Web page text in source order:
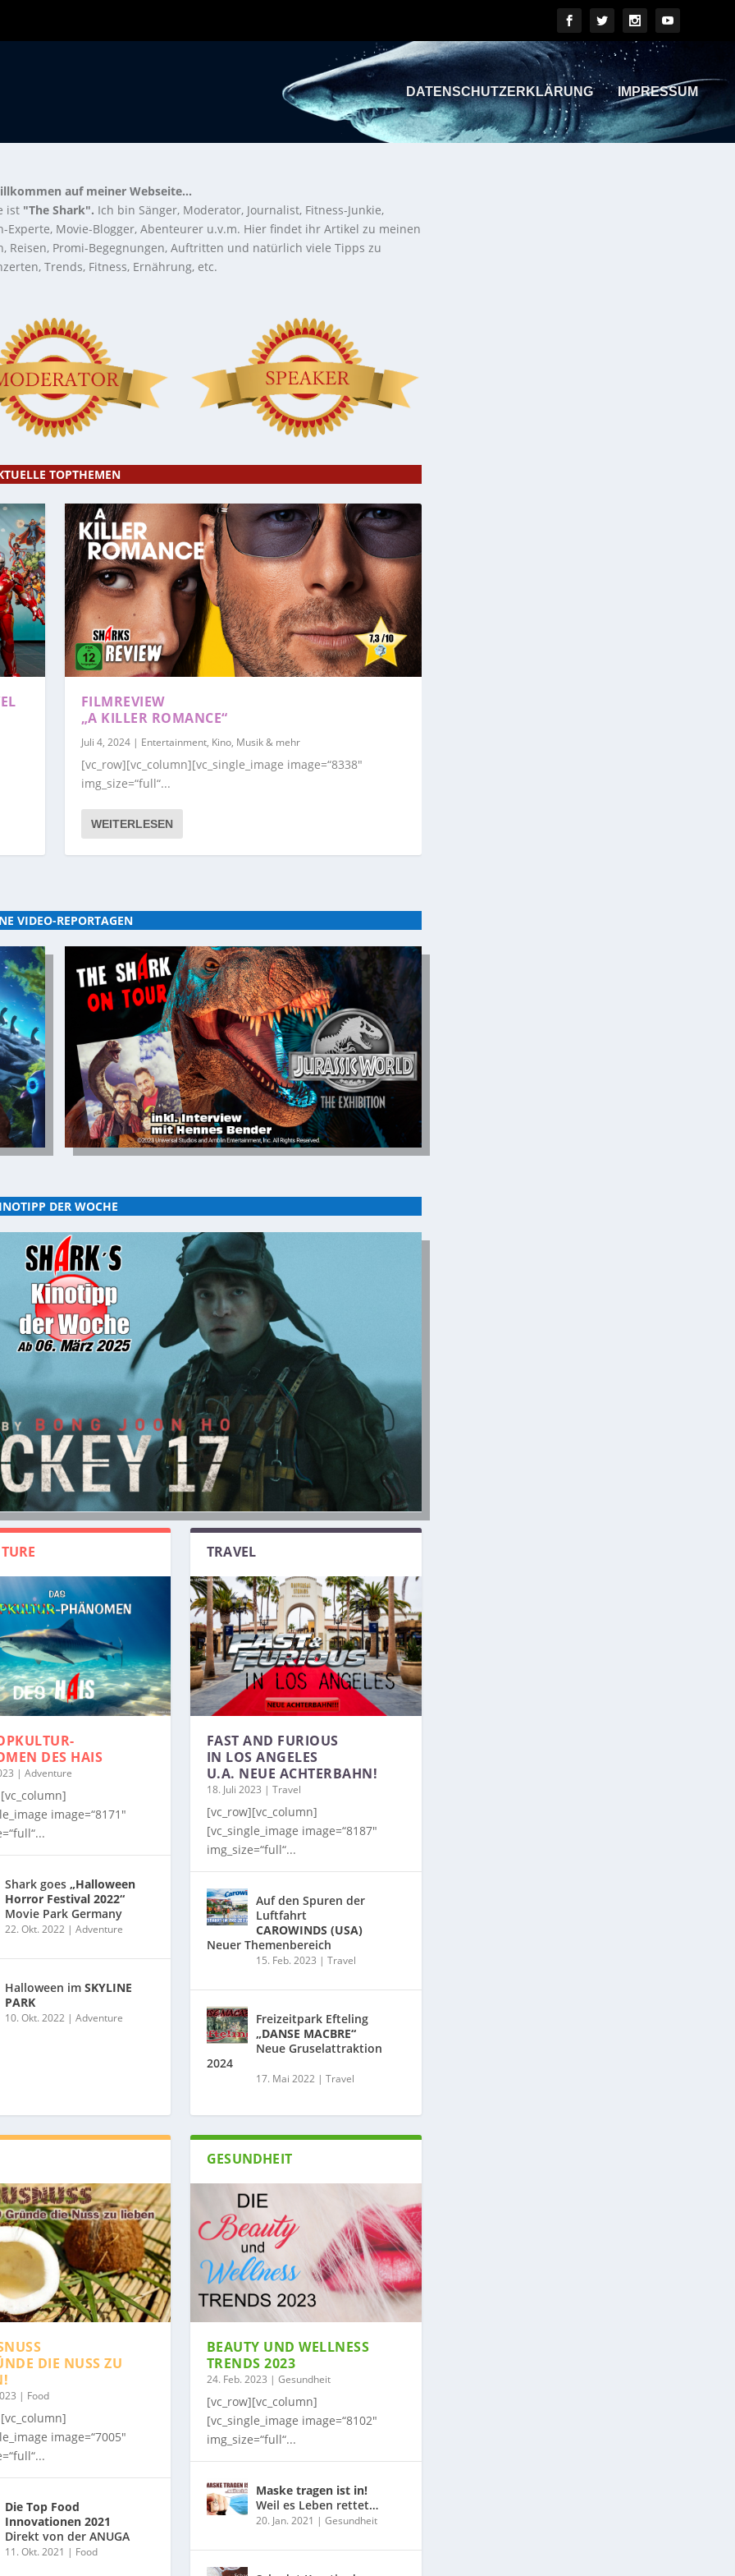
DATENSCHUTZERKLÄRUNG IMPRESSUM
auf meiner Webseite...
ist "The Shark". Ich bin Sänger, Moderator, Journalist, Fitness-Junkie,
Experte, Movie-Blogger, Abenteurer u.v.m. Hier findet ihr Artikel zu meinen
Reisen, Promi-Begegnungen, Auftritten und natürlich viele Tipps zu
Trends, Fitness, Ernährung, etc.
TOPTHEMEN
FILMREVIEW
„A KILLER ROMANCE“
Juli 4, 2024| Entertainment, Kino, Musik & mehr
[vc_row][vc_column][vc_single_image image=“8338″
img_size=“full“...
WEITERLESEN
VIDEO-REPORTAGEN
DER WOCHE
DES HAIS
| Adventure
image=“8171″
Shark goes „Halloween
Horror Festival 2022“
Movie Park Germany
22. Okt. 2022| Adventure
Halloween im SKYLINE
PARK
10. Okt. 2022| Adventure
TRAVEL
FAST AND FURIOUS
IN LOS ANGELES
U.A. NEUE ACHTERBAHN!
18. Juli 2023 | Travel
[vc_row][vc_column]
[vc_single_image image=“8187″
img_size=“full“...
Auf den Spuren der
Luftfahrt
CAROWINDS (USA)
Neuer Themenbereich
15. Feb. 2023 | Travel
Freizeitpark Efteling
„DANSE MACBRE“
Neue Gruselattraktion
2024
17. Mai 2022| Travel
DIE NUSS ZU
| Food
image=“7005″
Die Top Food
Innovationen 2021
Direkt von der ANUGA
11. Okt. 2021 | Food
GESUNDHEIT
BEAUTY UND WELLNESS
TRENDS 2023
24. Feb. 2023 | Gesundheit
[vc_row][vc_column]
[vc_single_image image=“8102″
img_size=“full“...
Maske tragen ist in!
Weil es Leben rettet…
20. Jan. 2021 | Gesundheit